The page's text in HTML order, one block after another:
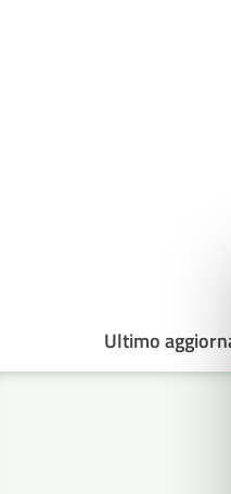
Ultimo